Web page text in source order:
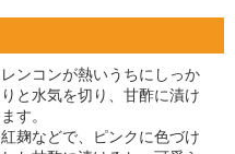
レンコンが熱いうちにしっか
りと水気を切り、甘酢に漬け
ます。
紅麹などで、ピンクに色づけ